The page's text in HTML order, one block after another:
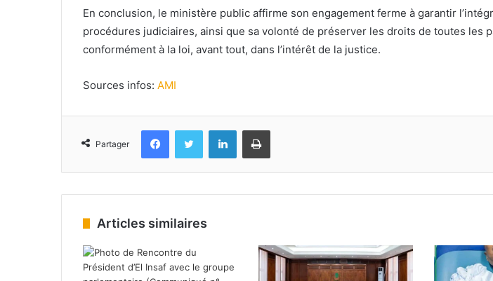
En conclusion, le ministère public affirme son engagement ferme à garantir
procédures judiciaires, ainsi que sa volonté de préserver les droits de toutes les
conformément à la loi, avant tout, dans l’intérêt de la justice.
Sources infos: AMI
Partager
FacebookTwitter LinkedinImprimer
Articles similaires